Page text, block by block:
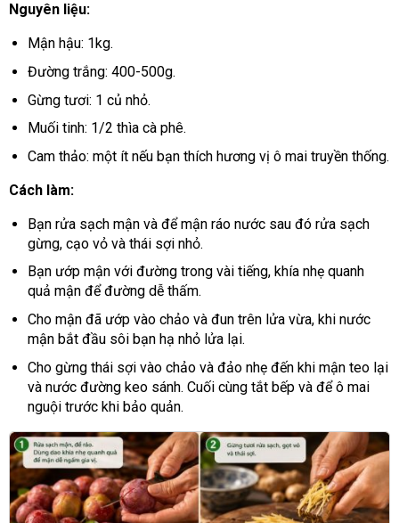
Nguyên liệu:
Mận hậu: 1kg.
Đường trắng: 400-500g.
Gừng tươi: 1 củ nhỏ.
Muối tinh: 1/2 thìa cà phê.
Cam thảo: một ít nếu bạn thích hương vị ô mai truyền thống.
Cách làm:
Bạn rửa sạch mận và để mận ráo nước sau đó rửa sạch
gừng, cạo vỏ và thái sợi nhỏ.
Bạn ướp mận với đường trong vài tiếng, khía nhẹ quanh
quả mận để đường dễ thấm.
Cho mận đã ướp vào chảo và đun trên lửa vừa, khi nước
mận bắt đầu sôi bạn hạ nhỏ lửa lại.
Cho gừng thái sợi vào chảo và đảo nhẹ đến khi mận teo lại
và nước đường keo sánh. Cuối cùng tắt bếp và để ô mai
nguội trước khi bảo quản.